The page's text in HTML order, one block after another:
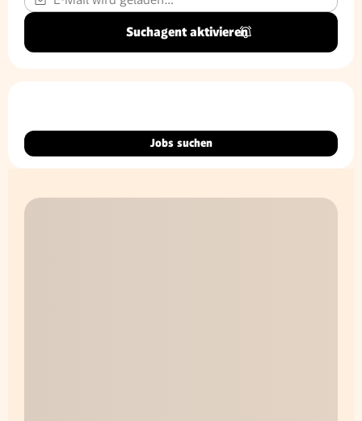
Suchagent aktivieren
Jobs suchen